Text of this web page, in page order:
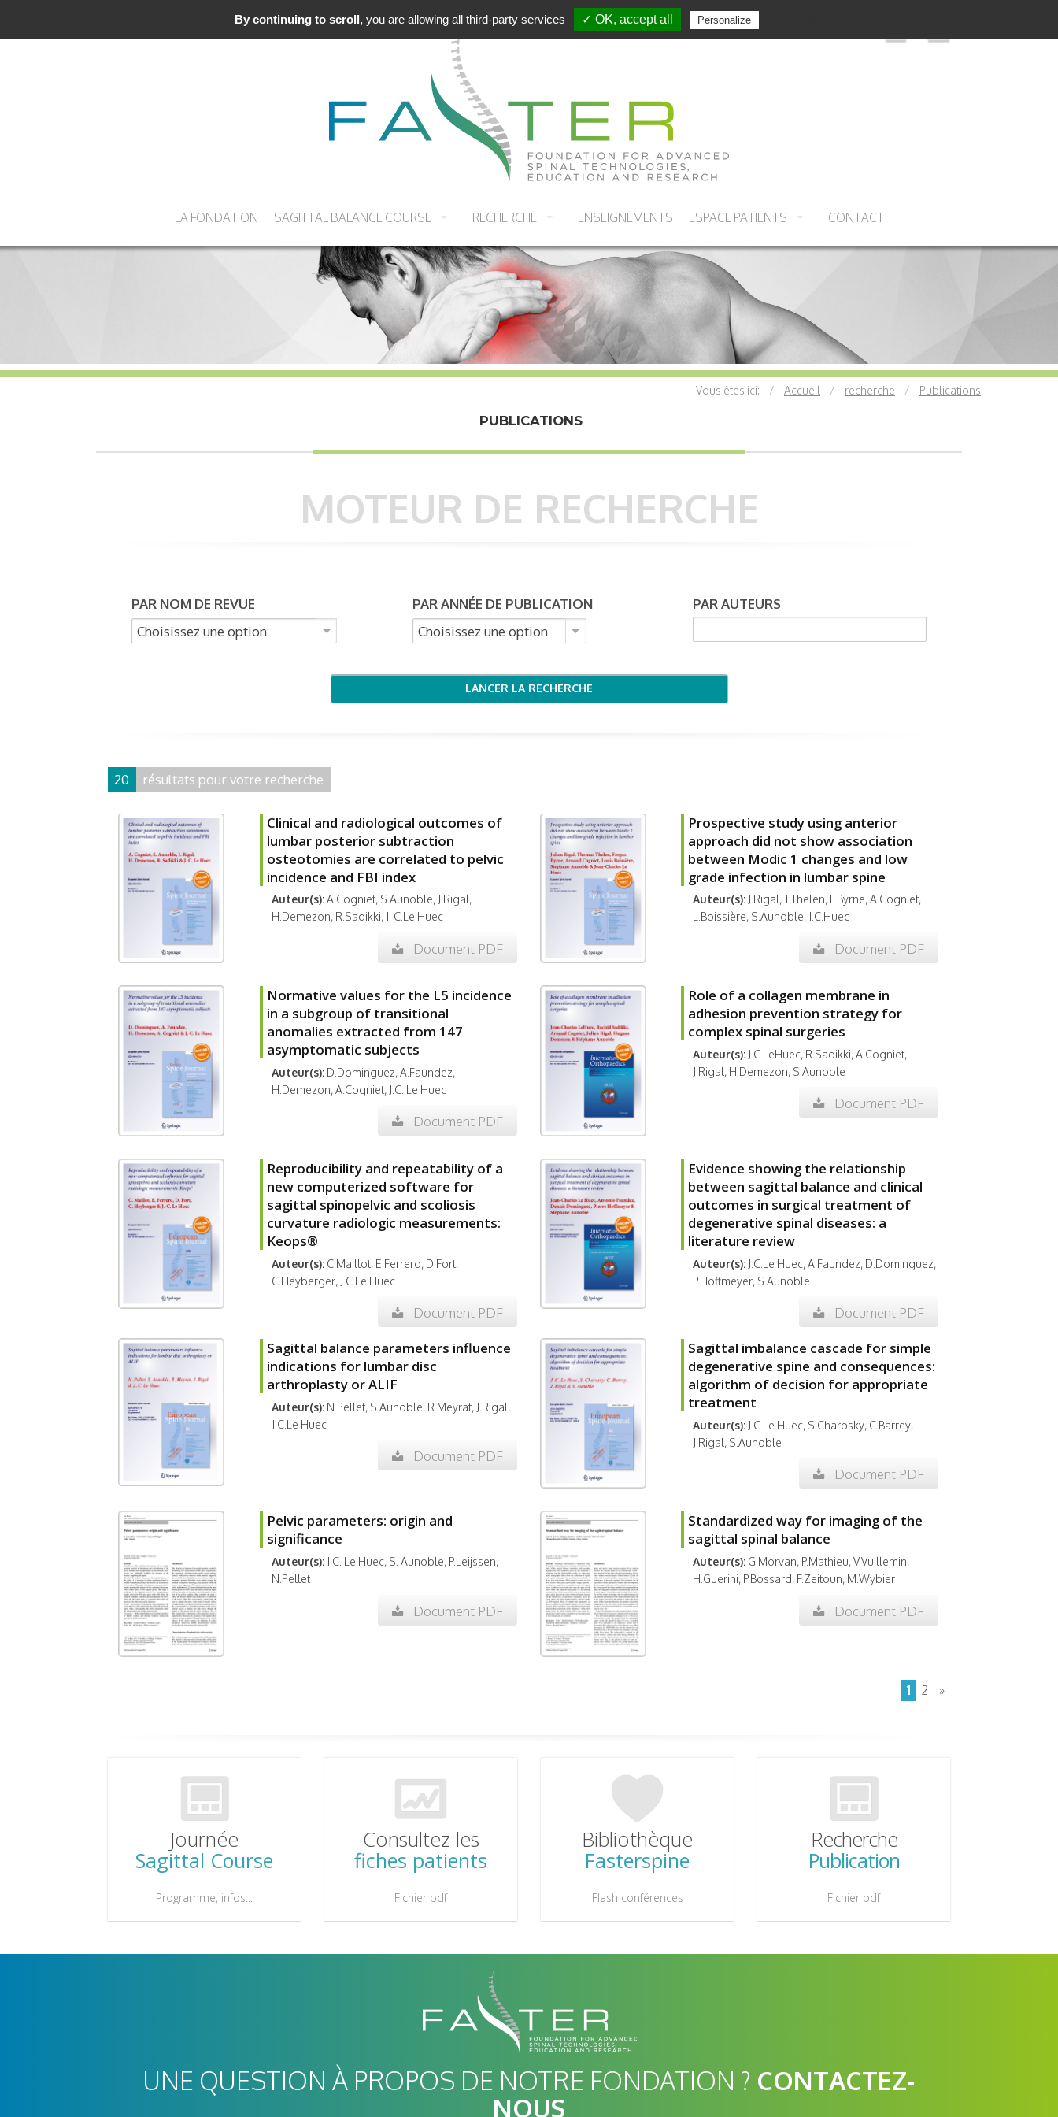
LA FONDATION SAGITTAL BALANCE COURSE RECHERCHE ENSEIGNEMENTS ESPACE PATIENTS CONTACT
Vous êtes ici: Accueil recherche Publications
PUBLICATIONS
MOTEUR DE RECHERCHE
PAR NOM DE REVUE
Choisissez une option
PAR ANNÉE DE PUBLICATION
Choisissez une option
PAR AUTEURS
20 résultats pour votre recherche
Clinical and radiological outcomes of
lumbar posterior subtraction
osteotomies are correlated to pelvic
incidence and FBI index
Auteur(s):A.Cogniet, S.Aunoble, J.Rigal,
H.Demezon, R.Sadikki, J. C.Le Huec
Document PDF
Prospective study using anterior
approach did not show association
between Modic 1 changes and low
grade infection in lumbar spine
Auteur(s): J.Rigal, T.Thelen, F.Byrne, A.Cogniet,
L.Boissière, S.Aunoble, J.C.Huec
Document PDF
Normative values for the L5 incidence
in a subgroup of transitional
anomalies extracted from 147
asymptomatic subjects
Auteur(s):D.Dominguez, A.Faundez,
H.Demezon, A.Cogniet, J.C. Le Huec
Document PDF
Role of a collagen membrane in
adhesion prevention strategy for
complex spinal surgeries
Auteur(s): J.C.LeHuec, R.Sadikki, A.Cogniet,
J.Rigal, H.Demezon, S.Aunoble
Document PDF
Reproducibility and repeatability of a
new computerized software for
sagittal spinopelvic and scoliosis
curvature radiologic measurements:
Keops®
Auteur(s):C.Maillot, E.Ferrero, D.Fort,
C.Heyberger, J.C.Le Huec
Document PDF
Evidence showing the relationship
between sagittal balance and clinical
outcomes in surgical treatment of
degenerative spinal diseases: a
literature review
Auteur(s): J.C.Le Huec, A.Faundez, D.Dominguez,
P.Hoffmeyer, S.Aunoble
Document PDF
Sagittal balance parameters influence
indications for lumbar disc
arthroplasty or ALIF
Auteur(s):N.Pellet, S.Aunoble, R.Meyrat, J.Rigal,
J.C.Le Huec
Document PDF
Sagittal imbalance cascade for simple
degenerative spine and consequences:
algorithm of decision for appropriate
treatment
Auteur(s): J.C.Le Huec, S.Charosky, C.Barrey,
J.Rigal, S.Aunoble
Document PDF
Pelvic parameters: origin and
significance
Auteur(s):J.C. Le Huec, S. Aunoble, P.Leijssen,
N.Pellet
Document PDF
Standardized way for imaging of the
sagittal spinal balance
Auteur(s): G.Morvan, P.Mathieu, V.Vuillemin,
H.Guerini, P.Bossard, F.Zeitoun, M.Wybier
Document PDF
1 2 »
Journée
Sagittal Course
Programme, infos...
Consultez les
fiches patients
Fichier pdf
Bibliothèque
Fasterspine
Flash conférences
Recherche
Publication
Fichier pdf
UNE QUESTION À PROPOS DE NOTRE FONDATION ? CONTACTEZ-
NOUS
By continuing to scroll, you are allowing all third-party services ✓ OK, accept all Personalize